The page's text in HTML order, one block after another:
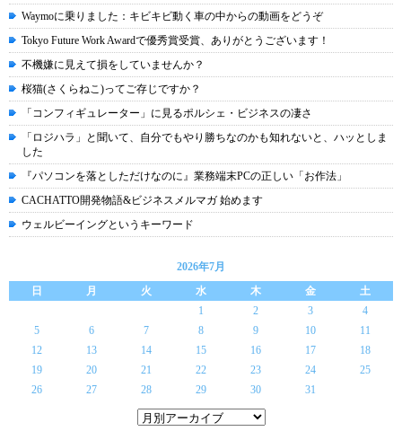
Waymoに乗りました：キビキビ動く車の中からの動画をどうぞ
Tokyo Future Work Awardで優秀賞受賞、ありがとうございます！
不機嫌に見えて損をしていませんか？
桜猫(さくらねこ)ってご存じですか？
「コンフィギュレーター」に見るポルシェ・ビジネスの凄さ
「ロジハラ」と聞いて、自分でもやり勝ちなのかも知れないと、ハッとしま
した
『パソコンを落としただけなのに』業務端末PCの正しい「お作法」
CACHATTO開発物語&ビジネスメルマガ 始めます
ウェルビーイングというキーワード
2026年7月
日
月 火 水 木 金
土
1
2 3
4
5
6 7 8 9 10
11
12
13 14 15 16 17
18
19
20 21 22 23 24
25
26
27 28 29 30 31